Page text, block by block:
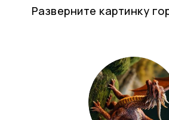
Разверните картинку